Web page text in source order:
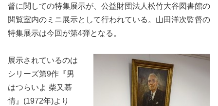
督に関しての特集展示が、公益財団法人松竹大谷図書館の
閲覧室内のミニ展示として行われている。山田洋次監督の
特集展示は今回が第4弾となる。
展示されているのは
シリーズ第9作『男
はつらいよ 柴又慕
情』(1972年)より